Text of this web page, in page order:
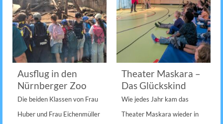
Ausflug in den
Nürnberger Zoo
Die beiden Klassen von Frau
Huber und Frau Eichenmüller
Theater Maskara –
Das Glückskind
Wie jedes Jahr kam das
Theater Maskara wieder in